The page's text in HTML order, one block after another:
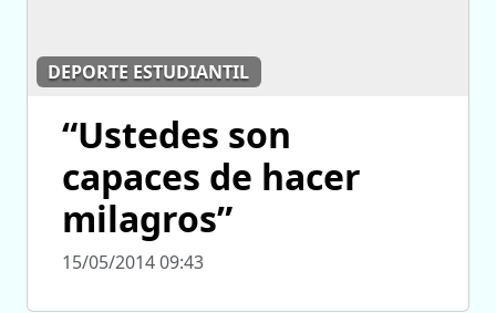
DEPORTE ESTUDIANTIL
“Ustedes son
capaces de hacer
milagros”
15/05/2014 09:43